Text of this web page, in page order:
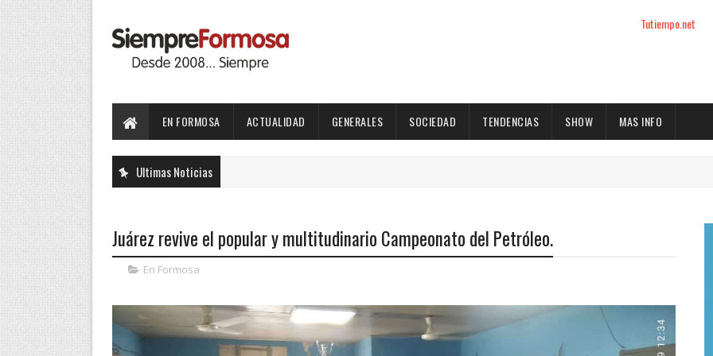
Tutiempo.net
EN FORMOSA ACTUALIDAD GENERALES SOCIEDAD TENDENCIAS SHOW MAS INFO
Ultimas Noticias
Juárez revive el popular y multitudinario Campeonato del Petróleo.
En Formosa